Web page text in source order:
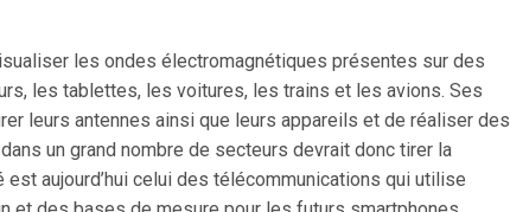
les ondes électromagnétiques présentes sur des
les tablettes, les voitures, les trains et les avions. Ses
leurs antennes ainsi que leurs appareils et de réaliser des
un grand nombre de secteurs devrait donc tirer la
aujourd’hui celui des télécommunications qui utilise